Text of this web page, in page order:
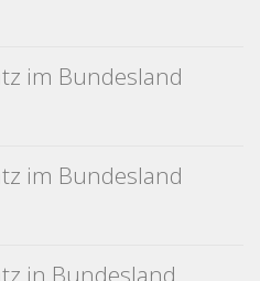
im Bundesland
im Bundesland
in Bundesland